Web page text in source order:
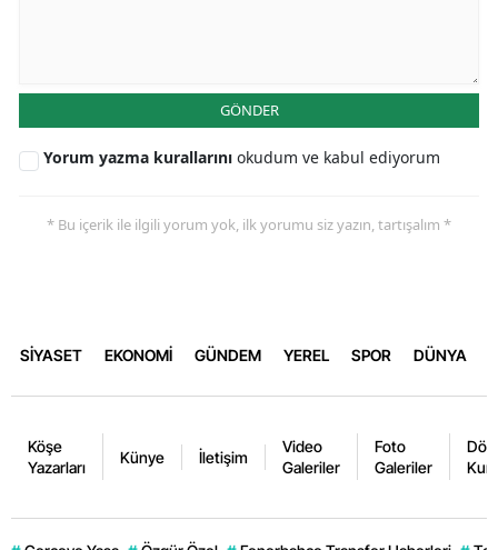
GÖNDER
Yorum yazma kurallarını okudum ve kabul ediyorum
* Bu içerik ile ilgili yorum yok, ilk yorumu siz yazın, tartışalım *
SİYASET EKONOMİ GÜNDEM YEREL SPOR DÜNYA
Köşe
Yazarları
Künye İletişim
Video
Galeriler
Foto
Galeriler